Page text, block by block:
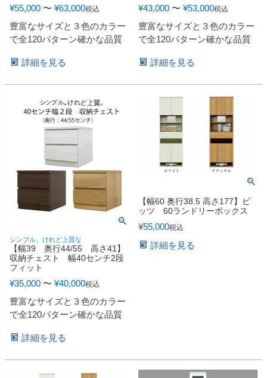
¥55,000 〜 ¥63,000税込
豊富なサイズと３色のカラー
で全120パターン確かな品質
詳細を見る
¥43,000 〜 ¥53,000税込
豊富なサイズと３色のカラー
で全120パターン確かな品質
詳細を見る
シンプル。けれど上質な
【幅39 奥行44/55 高さ41】
収納チェスト 幅40センチ2段
フィット
¥35,000 〜 ¥40,000税込
豊富なサイズと３色のカラー
で全120パターン確かな品質
詳細を見る
【幅60 奥行38.5 高さ177】ビ
ッツ 60ランドリーボックス
¥55,000税込
詳細を見る